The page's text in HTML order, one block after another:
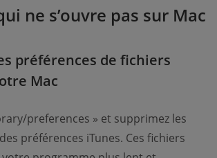
ne s’ouvre pas sur Mac
préférences de fichiers
Mac
preferences » et supprimez les
préférences iTunes. Ces fichiers